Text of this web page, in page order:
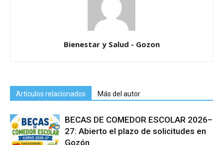
Bienestar y Salud - Gozon
Artículos relacionados Más del autor
BECAS DE COMEDOR ESCOLAR 2026–
27: Abierto el plazo de solicitudes en
Gozón